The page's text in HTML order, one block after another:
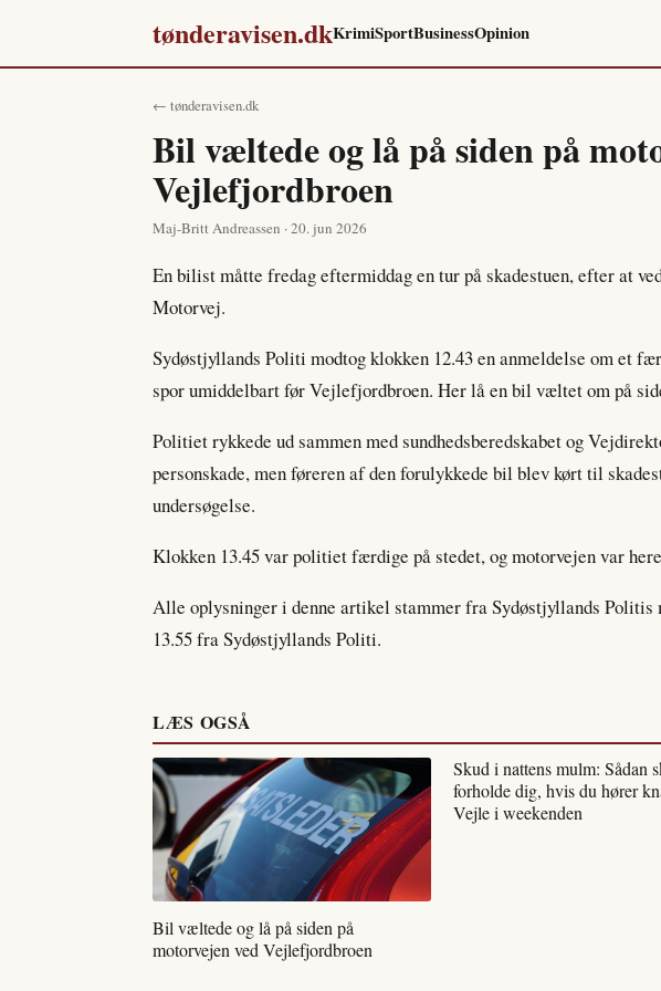
tønderavisen.dkKrimiSportBusinessOpinion
← tønderavisen.dk
Bil væltede og lå på siden på
Vejlefjordbroen
Maj-Britt Andreassen · 20. jun 2026
En bilist måtte fredag eftermiddag en tur på skadestuen, efter at
Motorvej.
Sydøstjyllands Politi modtog klokken 12.43 en anmeldelse om et
spor umiddelbart før Vejlefjordbroen. Her lå en bil væltet om på
Politiet rykkede ud sammen med sundhedsberedskabet og
personskade, men føreren af den forulykkede bil blev kørt til
undersøgelse.
Klokken 13.45 var politiet færdige på stedet, og motorvejen var
Alle oplysninger i denne artikel stammer fra Sydøstjyllands Politis
13.55 fra Sydøstjyllands Politi.
LÆS OGSÅ
Bil væltede og lå på siden på
motorvejen ved Vejlefjordbroen
Skud i nattens mulm: Sådan
forholde dig, hvis du hører
Vejle i weekenden